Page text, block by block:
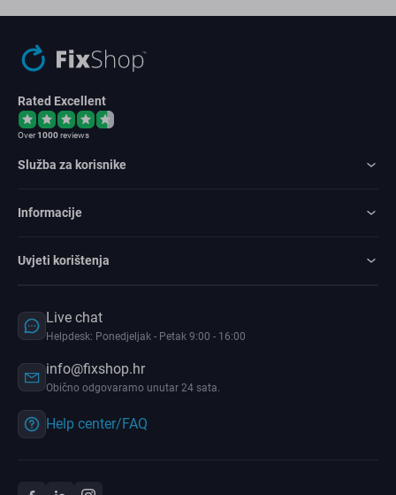
Rated Excellent
Over1000reviews
Služba za korisnike
Informacije
Uvjeti korištenja
Live chat
Helpdesk: Ponedjeljak - Petak 9:00 - 16:00
info@fixshop.hr
Obično odgovaramo unutar 24 sata.
Help center/FAQ